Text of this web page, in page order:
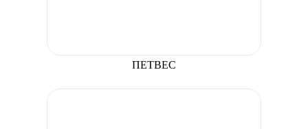
ПЕТВЕС